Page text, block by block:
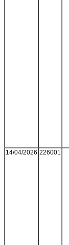
14/04/2026 226001